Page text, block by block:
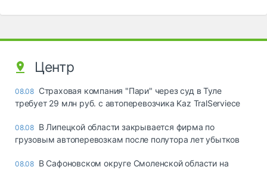
Центр
08.08 Страховая компания "Пари" через суд в Туле
требует 29 млн руб. с автоперевозчика Kaz TralServiece
08.08 В Липецкой области закрывается фирма по
грузовым автоперевозкам после полутора лет убытков
08.08 В Сафоновском округе Смоленской области на